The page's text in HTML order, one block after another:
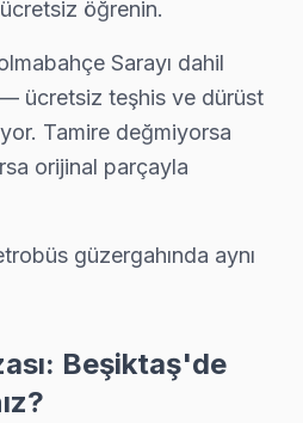
Sanyo kullanıcıları için haftanın
Arıza →
kullanıcıları için haftanın 7
→
arızaları için sık bizi tercih
Arıza →
Servis
mahallesi Sanyo kullanıcıları
öğrenin.
Sarayı dahil
ücretsiz teşhis ve dürüst
Tamire değmiyorsa
orijinal parçayla
güzergahında aynı
Beşiktaş'de